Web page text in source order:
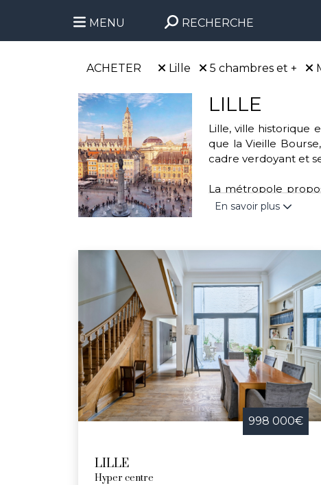
MENU RECHERCHE
ACHETER Lille 5 chambres et +
LILLE
Lille, ville historique
que la Vieille
cadre verdoyant et
La métropole
parc de la
Engagée dans des
l'association “Mon
valoriser les déchets
Festive et
bibliothèques, le
d'infrastructures
communal et l’école
dynamique et
En savoir plus
998 000€
LILLE
Hyper centre